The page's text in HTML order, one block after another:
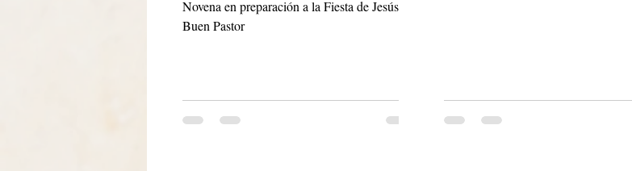
Novena en preparación a la Fiesta de Jesús
Buen Pastor